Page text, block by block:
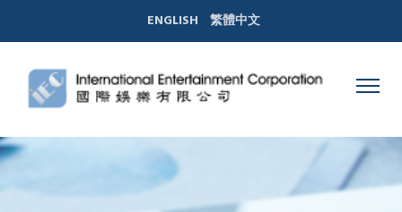
ENGLISH 繁體中文